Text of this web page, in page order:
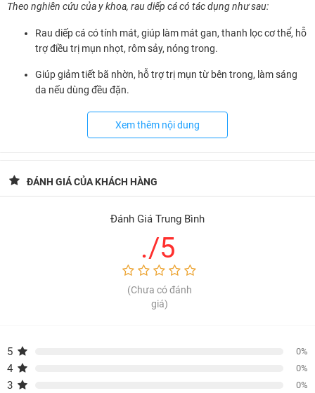
Theo nghiên cứu của y khoa, rau diếp cá có tác dụng như sau:
Rau diếp cá có tính mát, giúp làm mát gan, thanh lọc cơ thể, hỗ
trợ điều trị mụn nhọt, rôm sảy, nóng trong.
Giúp giảm tiết bã nhờn, hỗ trợ trị mụn từ bên trong, làm sáng
da nếu dùng đều đặn.
Chống oxy hóa, giúp nâng cao sức đề kháng, kháng khuẩn và
kháng viêm tự nhiên.
hóa khỏe mạnh.
Điều trị bệnh trĩ, viêm đường tiết niệu, các bệnh lý liên quan đến
đường ruột và hậu môn.
Ăn trực tiếp từ 10 đến 30 viên mỗi ngày.
Hạn sử dụng:
Xem thêm nội dung
ĐÁNH GIÁ CỦA KHÁCH HÀNG
Đánh Giá Trung Bình
./5
(Chưa có đánh
giá)
5 0%
4 0%
3 0%